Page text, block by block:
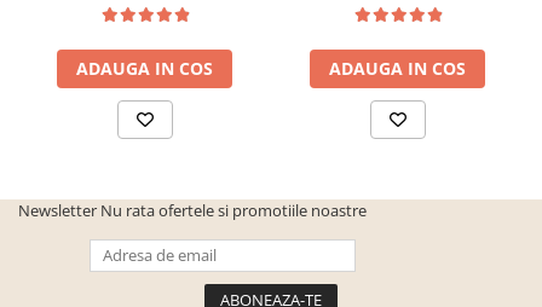
Mobilier Birou
Fotolii
Birouri
Birouri pe colt
Dulapuri birou/bibliorafturi
Mese birou
ADAUGA IN COS ADAUGA IN COS
Newsletter Nu rata ofertele si promotiile noastre